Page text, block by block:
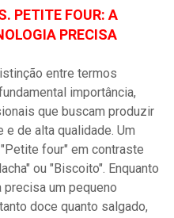
PETITE FOUR: A
PRECISA
entre termos
importância,
que buscam produzir
de alta qualidade. Um
four" em contraste
ou "Biscoito". Enquanto
um pequeno
doce quanto salgado,